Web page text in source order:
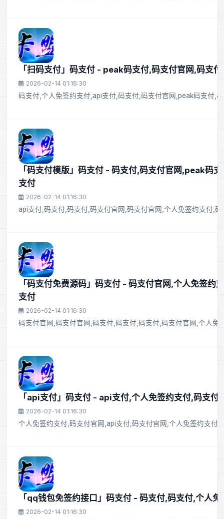
「扫码支付」码支付 - peak码支付,码支付官网,码支
2026-02-14 01:16:30
码支付,个人免签约支付,api支付,码支付,码支付官网,peak码支付
「码支付模版」码支付 - 码支付,码支付官网,peak码
支付
2026-02-14 01:16:30
api支付,码支付,码支付,码支付官网,码支付官网,个人免签约支付,
「码支付免费源码」码支付 - 码支付官网,个人免签约
支付
2026-02-14 01:16:30
码支付官网,码支付官网,码支付,码支付,码支付,码支付官网,个人免
「api支付」码支付 - api支付,个人免签约支付,码支付
2026-02-14 01:16:30
个人免签约支付,码支付官网,api支付,码支付官网,个人免签约支付,
「qq钱包免签约接口」码支付 - 码支付,码支付,个人
2026-02-14 01:16:30